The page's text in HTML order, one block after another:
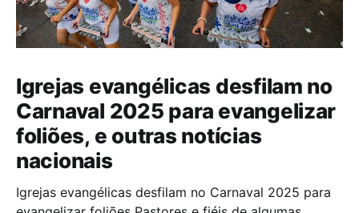
Igrejas evangélicas desfilam no
Carnaval 2025 para evangelizar
foliões, e outras notícias
nacionais
Igrejas evangélicas desfilam no Carnaval 2025 para